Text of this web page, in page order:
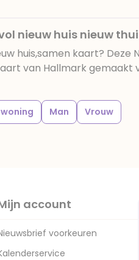
nieuw huis nieuw
huis,samen kaart? Deze
van Hallmark gemaakt
Man Vrouw
account
voorkeuren